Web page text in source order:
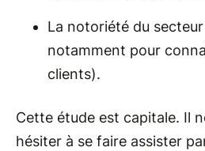
La notoriété du
notamment pour
clients).
Cette étude est capitale. Il
hésiter à se faire assister